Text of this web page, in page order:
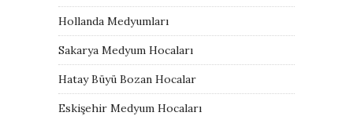
Hollanda Medyumları
Sakarya Medyum Hocaları
Hatay Büyü Bozan Hocalar
Eskişehir Medyum Hocaları